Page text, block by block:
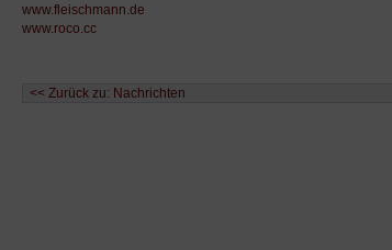
www.fleischmann.de
www.roco.cc
<< Zurück zu: Nachrichten